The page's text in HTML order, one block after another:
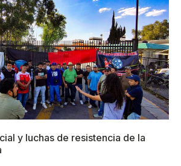
y luchas de resistencia de la